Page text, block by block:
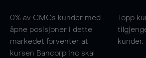
0% av CMCs kunder med
åpne posisjoner i dette
markedet forventer at
kursen Bancorp Inc skal
Topp
kunder.